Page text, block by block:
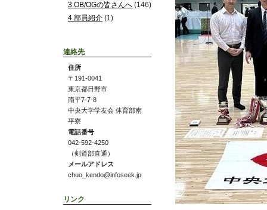
3.OB/OGの皆さんへ (146)
4.部員紹介 (1)
連絡先
住所
〒191-0041
東京都日野市
南平7-7-8
中央大学学友会 体育部南
平寮
電話番号
042-592-4250
（剣道部直通）
メールアドレス
chuo_kendo@infoseek.jp
リンク